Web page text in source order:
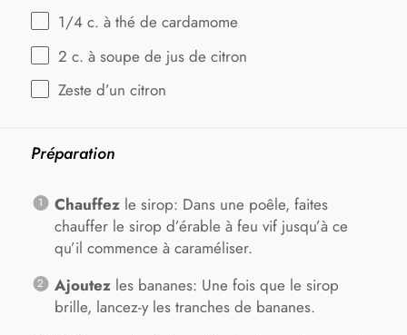
1/4 c. à thé de cardamome
2 c. à soupe de jus de citron
Zeste d’un citron
Préparation
Chauffezle sirop: Dans une poêle, faites
chauffer le sirop d’érable à feu vif jusqu’à ce
qu’il commence à caraméliser.
Ajoutezles bananes: Une fois que le sirop
brille, lancez-y les tranches de bananes.